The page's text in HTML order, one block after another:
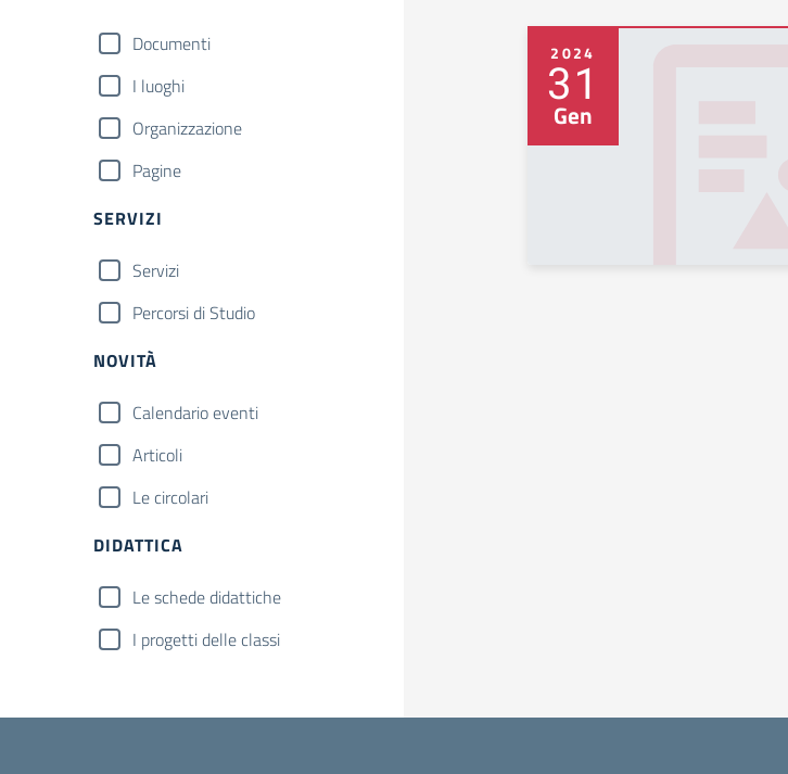
Documenti
I luoghi
Organizzazione
Pagine
SERVIZI
Servizi
Percorsi di Studio
NOVITÀ
Calendario eventi
Articoli
Le circolari
DIDATTICA
Le schede didattiche
I progetti delle classi
2024
31
Gen